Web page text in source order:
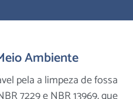
Ambiente
pela a limpeza de fossa